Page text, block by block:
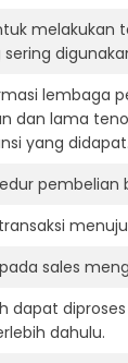
lembaga
dan lama
yang didapat.
sales
dapat
dahulu.